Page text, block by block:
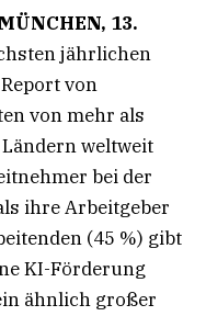
13.
jährlichen
von
von mehr als
weltweit
bei der
ihre Arbeitgeber
(45 %) gibt
KI-Förderung
ähnlich großer